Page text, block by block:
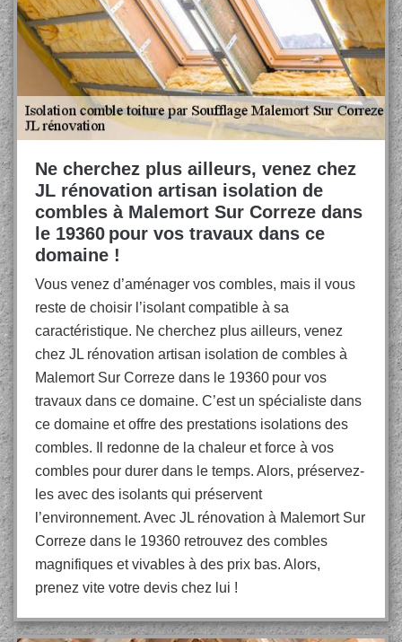
Ne cherchez plus ailleurs, venez chez
JL rénovation artisan isolation de
combles à Malemort Sur Correze dans
le 19360 pour vos travaux dans ce
domaine !
Vous venez d’aménager vos combles, mais il vous
reste de choisir l’isolant compatible à sa
caractéristique. Ne cherchez plus ailleurs, venez
chez JL rénovation artisan isolation de combles à
Malemort Sur Correze dans le 19360 pour vos
travaux dans ce domaine. C’est un spécialiste dans
ce domaine et offre des prestations isolations des
combles. Il redonne de la chaleur et force à vos
combles pour durer dans le temps. Alors, préservez-
les avec des isolants qui préservent
l’environnement. Avec JL rénovation à Malemort Sur
Correze dans le 19360 retrouvez des combles
magnifiques et vivables à des prix bas. Alors,
prenez vite votre devis chez lui !